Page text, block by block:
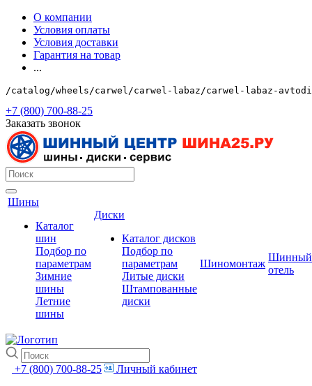
О компании
Условия оплаты
Условия доставки
Гарантия на товар
...
/catalog/wheels/carwel/carwel-labaz/carwel-labaz-
+7 (800) 700-88-25
Заказать звонок
Шины
Каталог
шин
Подбор по
параметрам
Зимние
шины
Летние
шины
Диски
Каталог дисков
Подбор по
параметрам
Литые диски
Штампованные
диски
Шиномонтаж
Шинный
отель
+7 (800) 700-88-25
Личный кабинет